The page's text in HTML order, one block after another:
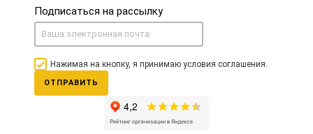
Подписаться на рассылку
Нажимая на кнопку, я принимаю условия соглашения.
ОТПРАВИТЬ